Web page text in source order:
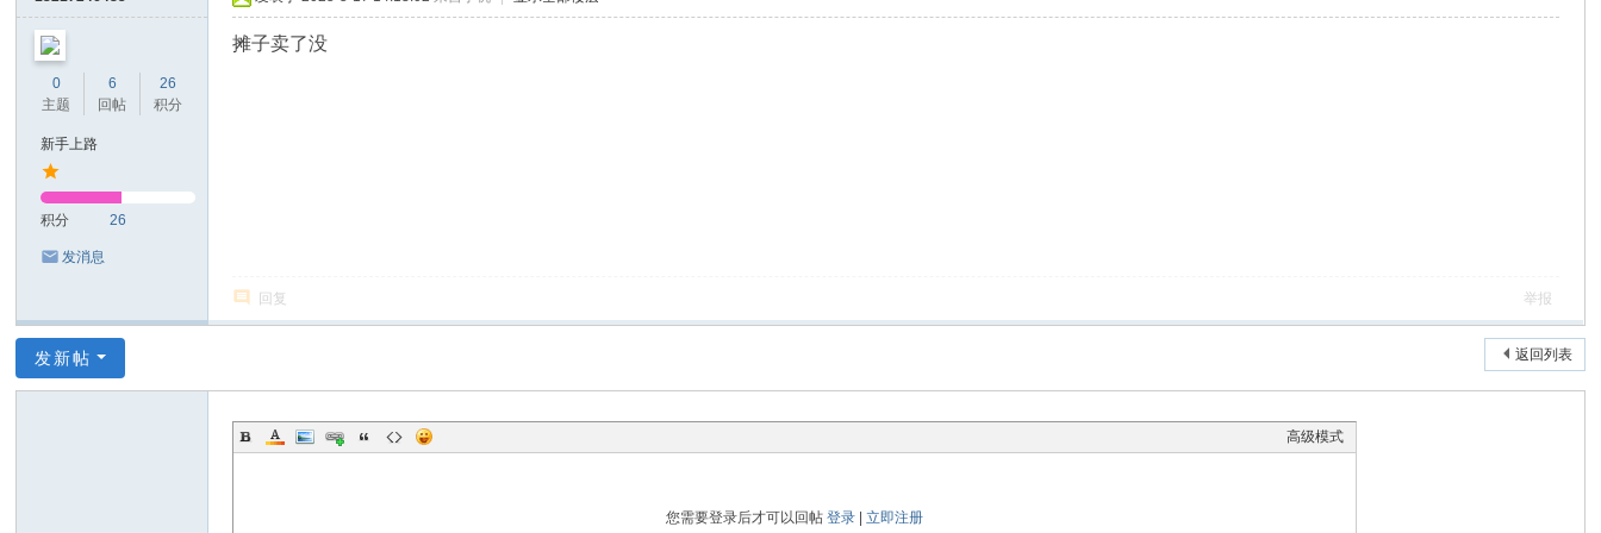
0
主题
6
回帖
26
积分
新手上路
积分 26
发消息
摊子卖了没
回复 举报
返回列表
发新帖
高级模式
您需要登录后才可以回帖登录 |立即注册